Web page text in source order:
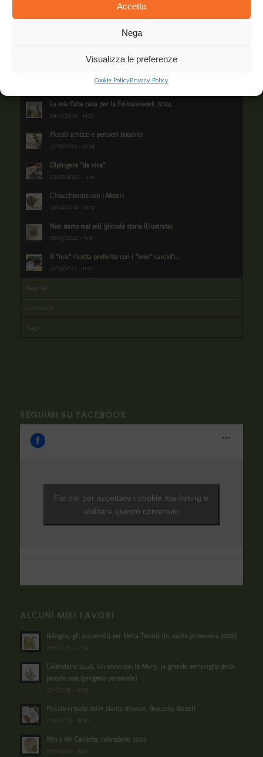
Accetta
Nega
Visualizza le preferenze
Cookie PolicyPrivacy Policy
26/10/2025 - 15:46
La mia fiaba nata per la Folktaleweek 2024
04/12/2024 - 14:52
Piccoli schizzi e pensieri botanici
27/05/2022 - 19:24
Dipingere “da viva”
02/02/2020 - 11:18
Chiacchierate con i Mostri
29/04/2020 - 17:19
Non siamo mai soli (piccola storia illustrata)
06/05/2022 - 9:16
Il “mia” ricetta preferita con i “miei” carciofi...
27/05/2022 - 11:22
Recente
Commenti
Tags
SEGUIMI SU FACEBOOK
Fai clic per accettare i cookie marketing e
abilitare questo contenuto
ALCUNI MIEI LAVORI
Bologna, gli acquerelli per Nella Tessuti (in uscita primavera 2026)
27/11/2025 - 12:29
Calendario 2026, Un anno con la Mery, la grande meraviglia delle
piccole cose (progetto personale)
27/11/2025 - 12:09
Piccolo erbario delle piante stronze, Broccolo, Rizzoli
12/10/2025 - 18:30
Mrs e Mr Cavietta, calendario 2025
17/10/2024 - 18:34